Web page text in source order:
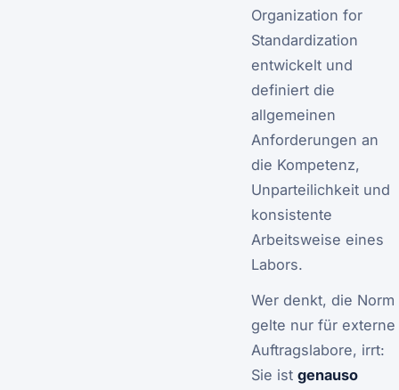
Organization for
Standardization
entwickelt und
definiert die
allgemeinen
Anforderungen an
die Kompetenz,
Unparteilichkeit und
konsistente
Arbeitsweise eines
Labors.
Wer denkt, die Norm
gelte nur für externe
Auftragslabore, irrt:
Sie ist genauso